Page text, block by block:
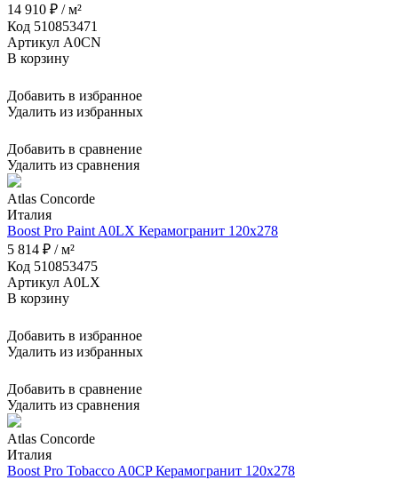
14 910 ₽ / м²
Код 510853471
Артикул A0CN
В корзину
Добавить в избранное
Удалить из избранных
Добавить в сравнение
Удалить из сравнения
Atlas Concorde
Италия
Boost Pro Paint A0LX Керамогранит 120x278
5 814 ₽ / м²
Код 510853475
Артикул A0LX
В корзину
Добавить в избранное
Удалить из избранных
Добавить в сравнение
Удалить из сравнения
Atlas Concorde
Италия
Boost Pro Tobacco A0CP Керамогранит 120x278